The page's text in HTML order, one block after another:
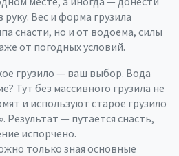
Вес и форма грузила
снасти, но и от водоема, силы
от погодных условий.
грузило — ваш выбор. Вода
Тут без массивного грузила не
и используют старое грузило
Результат — путается снасть,
испорчено.
только зная основные